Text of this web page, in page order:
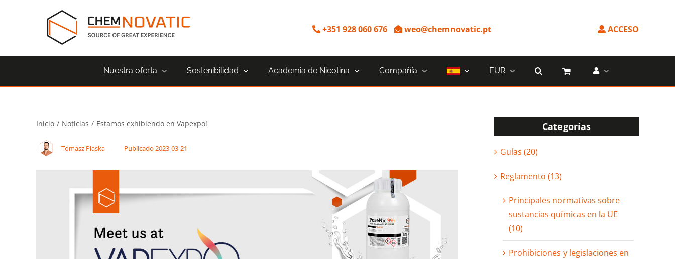
+351 928 060 676 weo@chemnovatic.pt ACCESO
Nuestra oferta Sostenibilidad Academia de Nicotina Compañía EUR
Inicio Noticias Estamos exhibiendo en Vapexpo!
Tomasz Płaska Publicado 2023-03-21
Categorías
Guías (20)
Reglamento (13)
Principales normativas sobre
sustancias químicas en la UE
(10)
Prohibiciones y legislaciones en